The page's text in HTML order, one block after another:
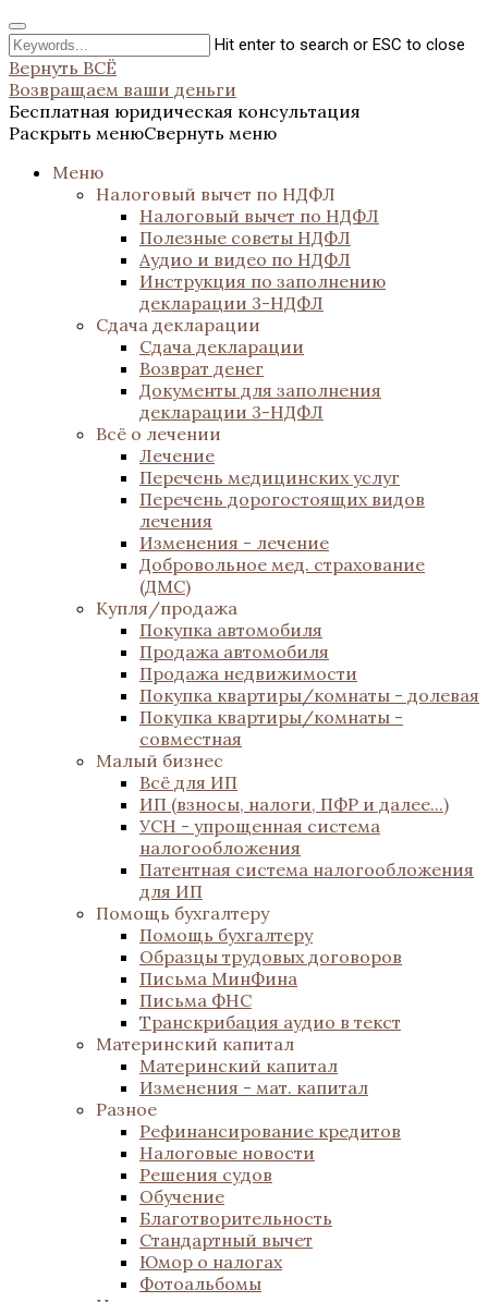
Hit enter to search or ESC to close
Вернуть ВСЁ
Возвращаем ваши деньги
Бесплатная юридическая консультация
Раскрыть менюСвернуть меню
Меню
Налоговый вычет по НДФЛ
Налоговый вычет по НДФЛ
Полезные советы НДФЛ
Аудио и видео по НДФЛ
Инструкция по заполнению
декларации 3-НДФЛ
Сдача декларации
Сдача декларации
Возврат денег
Документы для заполнения
декларации 3-НДФЛ
Всё о лечении
Лечение
Перечень медицинских услуг
Перечень дорогостоящих видов
лечения
Изменения - лечение
Добровольное мед. страхование
(ДМС)
Купля/продажа
Покупка автомобиля
Продажа автомобиля
Продажа недвижимости
Покупка квартиры/комнаты - долевая
Покупка квартиры/комнаты -
совместная
Малый бизнес
Всё для ИП
ИП (взносы, налоги, ПФР и далее...)
УСН - упрощенная система
налогообложения
Патентная система налогообложения
для ИП
Помощь бухгалтеру
Помощь бухгалтеру
Образцы трудовых договоров
Письма МинФина
Письма ФНС
Транскрибация аудио в текст
Материнский капитал
Материнский капитал
Изменения - мат. капитал
Разное
Рефинансирование кредитов
Налоговые новости
Решения судов
Обучение
Благотворительность
Стандартный вычет
Юмор о налогах
Фотоальбомы